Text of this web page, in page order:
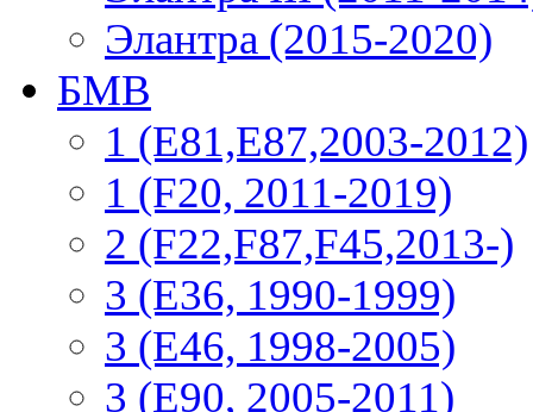
Элантра (2015-2020)
БМВ
1 (E81,E87,2003-2012)
1 (F20, 2011-2019)
2 (F22,F87,F45,2013-)
3 (Е36, 1990-1999)
3 (E46, 1998-2005)
3 (E90, 2005-2011)